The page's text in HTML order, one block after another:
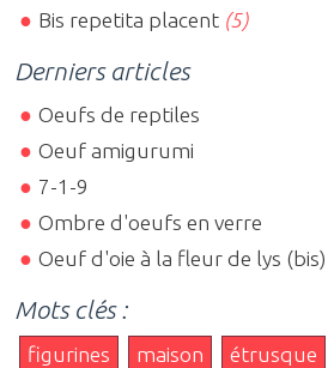
Bis repetita placent (5)
Derniers articles
Oeufs de reptiles
Oeuf amigurumi
7-1-9
Ombre d'oeufs en verre
Oeuf d'oie à la fleur de lys (bis)
Mots clés :
figurines maison étrusque